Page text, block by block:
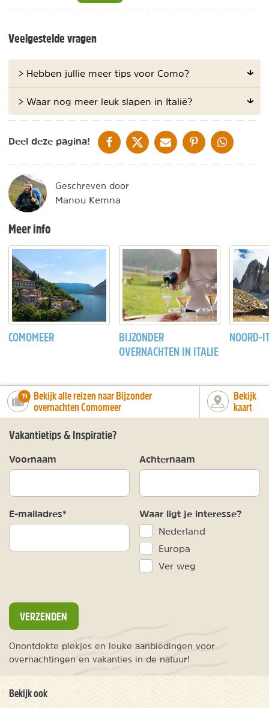
Veelgestelde vragen
> Hebben jullie meer tips voor Como?
> Waar nog meer leuk slapen in Italië?
Deel deze pagina! DELEN OP FACEBOOK
DELEN OP XDELEN VIA DE MAIL
DELEN OP PINTEREST
DELEN OP
Geschreven door
Manou Kemna
Meer info
COMOMEER
BIJZONDER
OVERNACHTEN IN ITALIE
NOORD-
number_of_trips:
19
Bekijk alle reizen naar Bijzonder
overnachten Comomeer
Bekijk
kaart
Vakantietips & Inspiratie?
Voornaam Achternaam
E-mailadres* Waar ligt je interesse?
Nederland
Europa
Ver weg
VERZENDEN
Onontdekte plekjes en leuke aanbiedingen voor
overnachtingen en vakanties in de natuur!
Bekijk ook